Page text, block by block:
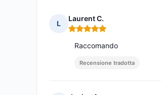
L
Laurent C.
Nota: 5 su 5
Raccomando
Recensione tradotta